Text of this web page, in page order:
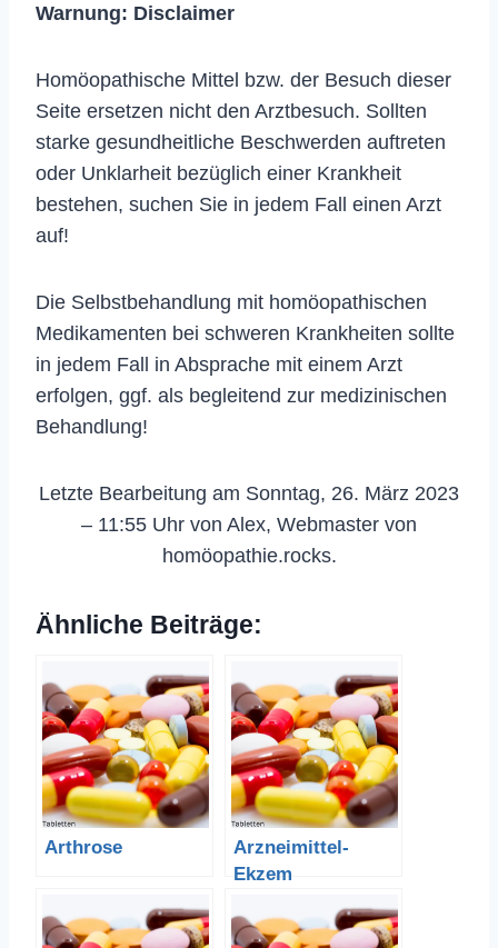
Warnung: Disclaimer
Homöopathische Mittel bzw. der Besuch dieser
Seite ersetzen nicht den Arztbesuch. Sollten
starke gesundheitliche Beschwerden auftreten
oder Unklarheit bezüglich einer Krankheit
bestehen, suchen Sie in jedem Fall einen Arzt
auf!
Die Selbstbehandlung mit homöopathischen
Medikamenten bei schweren Krankheiten sollte
in jedem Fall in Absprache mit einem Arzt
erfolgen, ggf. als begleitend zur medizinischen
Behandlung!
Letzte Bearbeitung am Sonntag, 26. März 2023
– 11:55 Uhr von Alex, Webmaster von
homöopathie.rocks.
Ähnliche Beiträge:
Arthrose
Arzneimittel-
Ekzem